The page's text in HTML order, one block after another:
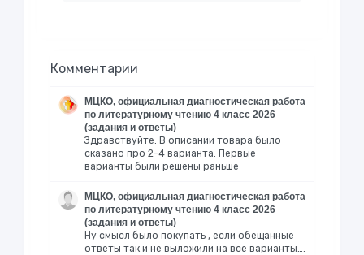
Комментарии
МЦКО, официальная диагностическая работа
по литературному чтению 4 класс 2026
(задания и ответы)
Здравствуйте. В описании товара было
сказано про 2-4 варианта. Первые
варианты были решены раньше
МЦКО, официальная диагностическая работа
по литературному чтению 4 класс 2026
(задания и ответы)
Ну смысл было покупать , если обещанные
ответы так и не выложили на все варианты….